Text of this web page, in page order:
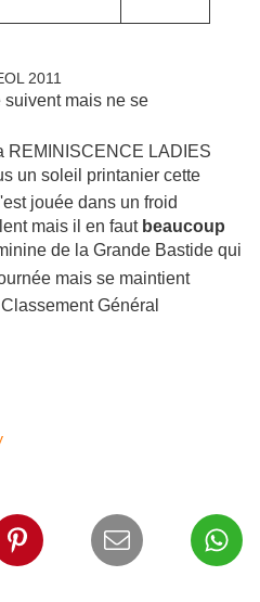
mais ne se
REMINISCENCE LADIES
un soleil printanier cette
jouée dans un froid
mais il en faut beaucoup
de la Grande Bastide qui
mais se maintient
Général